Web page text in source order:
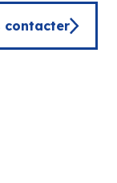
contacter